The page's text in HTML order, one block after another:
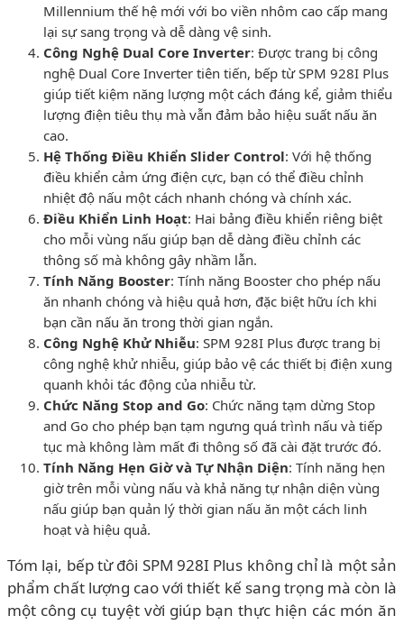
Millennium thế hệ mới với bo viền nhôm cao cấp mang
lại sự sang trọng và dễ dàng vệ sinh.
Công Nghệ Dual Core Inverter: Được trang bị công
nghệ Dual Core Inverter tiên tiến, bếp từ SPM 928I Plus
giúp tiết kiệm năng lượng một cách đáng kể, giảm thiểu
lượng điện tiêu thụ mà vẫn đảm bảo hiệu suất nấu ăn
cao.
Hệ Thống Điều Khiển Slider Control: Với hệ thống
điều khiển cảm ứng điện cực, bạn có thể điều chỉnh
nhiệt độ nấu một cách nhanh chóng và chính xác.
Điều Khiển Linh Hoạt: Hai bảng điều khiển riêng biệt
cho mỗi vùng nấu giúp bạn dễ dàng điều chỉnh các
thông số mà không gây nhầm lẫn.
Tính Năng Booster: Tính năng Booster cho phép nấu
ăn nhanh chóng và hiệu quả hơn, đặc biệt hữu ích khi
bạn cần nấu ăn trong thời gian ngắn.
Công Nghệ Khử Nhiễu: SPM 928I Plus được trang bị
công nghệ khử nhiễu, giúp bảo vệ các thiết bị điện xung
quanh khỏi tác động của nhiễu từ.
Chức Năng Stop and Go: Chức năng tạm dừng Stop
and Go cho phép bạn tạm ngưng quá trình nấu và tiếp
tục mà không làm mất đi thông số đã cài đặt trước đó.
Tính Năng Hẹn Giờ và Tự Nhận Diện: Tính năng hẹn
giờ trên mỗi vùng nấu và khả năng tự nhận diện vùng
nấu giúp bạn quản lý thời gian nấu ăn một cách linh
hoạt và hiệu quả.
Tóm lại, bếp từ đôi SPM 928I Plus không chỉ là một sản
phẩm chất lượng cao với thiết kế sang trọng mà còn là
một công cụ tuyệt vời giúp bạn thực hiện các món ăn